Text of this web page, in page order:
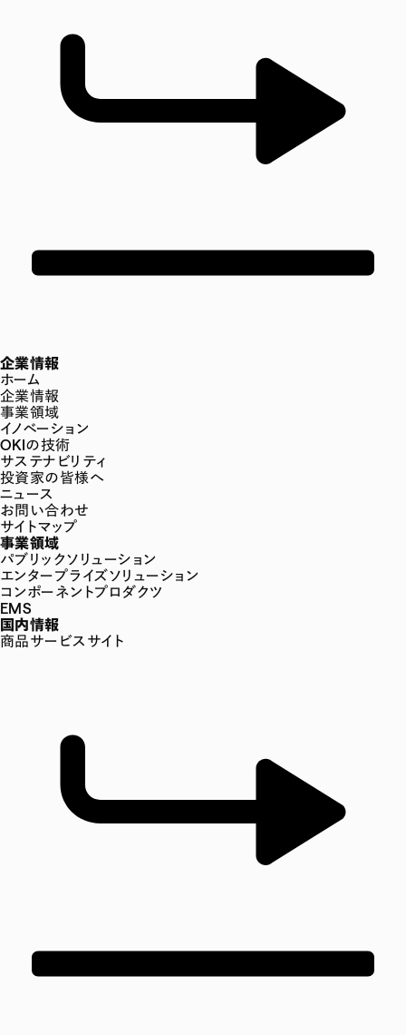
企業情報
ホーム
企業情報
事業領域
イノベーション
OKIの技術
サステナビリティ
投資家の皆様へ
ニュース
お問い合わせ
サイトマップ
事業領域
パブリックソリューション
エンタープライズソリューション
コンポーネントプロダクツ
EMS
国内情報
商品サービスサイト